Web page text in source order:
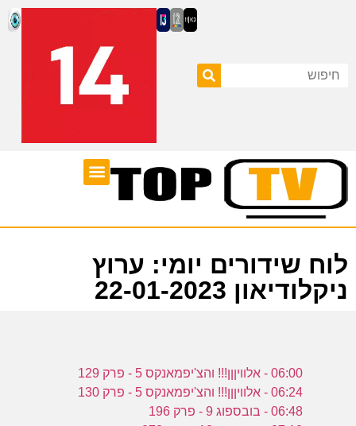
לוח שידורים יומי: ערוץ
ניקלודיאון 22-01-2023
06:00 - אלוויןןן!!! והצ'יפמאנקס 5 - פרק 129
06:24 - אלוויןןן!!! והצ'יפמאנקס 5 - פרק 130
06:48 - בובספוג 9 - פרק 196